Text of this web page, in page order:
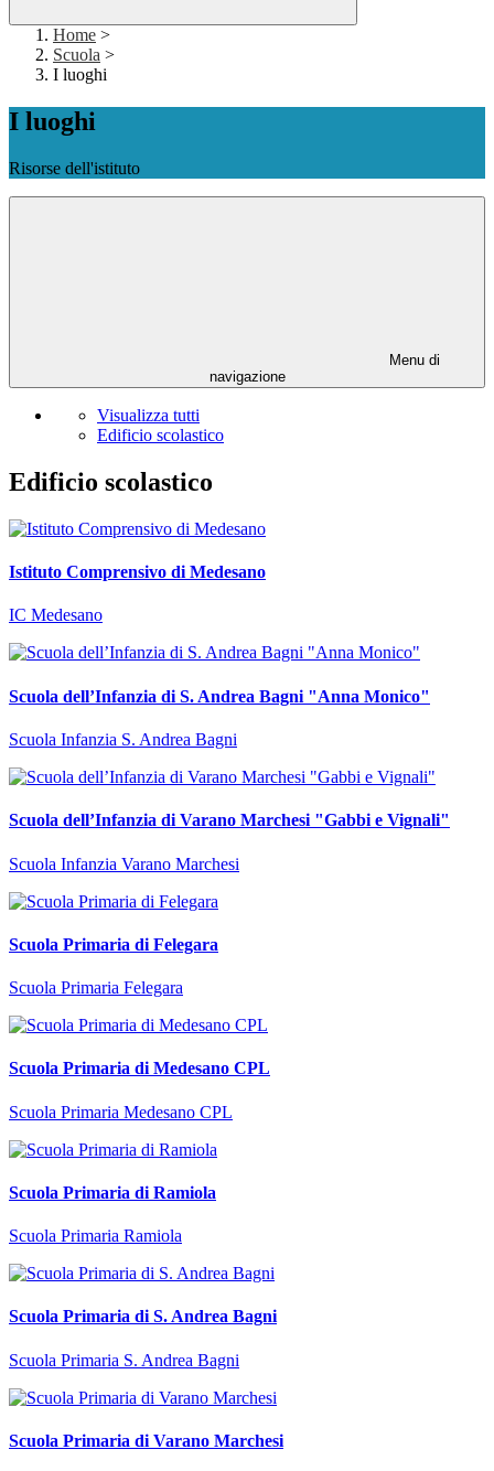
Home >
Scuola >
I luoghi
I luoghi
Risorse dell'istituto
Menu di
navigazione
Visualizza tutti
Edificio scolastico
Edificio scolastico
Istituto Comprensivo di Medesano
IC Medesano
Scuola dell’Infanzia di S. Andrea Bagni "Anna Monico"
Scuola Infanzia S. Andrea Bagni
Scuola dell’Infanzia di Varano Marchesi "Gabbi e Vignali"
Scuola Infanzia Varano Marchesi
Scuola Primaria di Felegara
Scuola Primaria Felegara
Scuola Primaria di Medesano CPL
Scuola Primaria Medesano CPL
Scuola Primaria di Ramiola
Scuola Primaria Ramiola
Scuola Primaria di S. Andrea Bagni
Scuola Primaria S. Andrea Bagni
Scuola Primaria di Varano Marchesi